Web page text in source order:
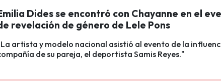
Dides se encontró con Chayanne en el
revelación de género de Lele Pons
artista y modelo nacional asistió al evento de la
de su pareja, el deportista Samis Reyes."